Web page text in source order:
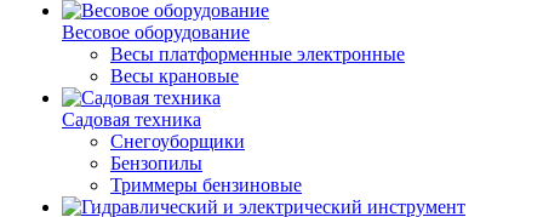
Весовое оборудование
Весы платформенные электронные
Весы крановые
Садовая техника
Снегоуборщики
Бензопилы
Триммеры бензиновые